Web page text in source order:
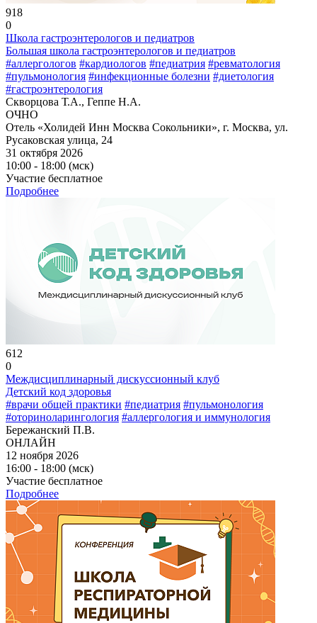
918
0
Школа гастроэнтерологов и педиатров
Большая школа гастроэнтерологов и педиатров
#аллергологов #кардиологов #педиатрия #ревматология
#пульмонология #инфекционные болезни #диетология
#гастроэнтерология
Скворцова Т.А., Геппе Н.А.
ОЧНО
Отель «Холидей Инн Москва Сокольники», г. Москва, ул.
Русаковская улица, 24
31 октября 2026
10:00 - 18:00 (мск)
Участие бесплатное
Подробнее
612
0
Междисциплинарный дискуссионный клуб
Детский код здоровья
#врачи общей практики #педиатрия #пульмонология
#оториноларингология #аллергология и иммунология
Бережанский П.В.
ОНЛАЙН
12 ноября 2026
16:00 - 18:00 (мск)
Участие бесплатное
Подробнее